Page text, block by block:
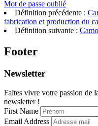
Mot de passe oublié
Définition précédente :
fabrication et production du
Définition suivante :
Footer
Newsletter
Faites vivre votre passion de
newsletter !
First Name
Email Address